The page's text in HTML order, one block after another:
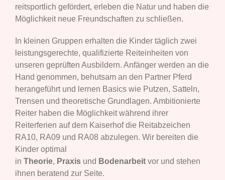
reitsportlich gefördert, erleben die Natur und haben die
Möglichkeit neue Freundschaften zu schließen.
In kleinen Gruppen erhalten die Kinder täglich zwei
leistungsgerechte, qualifizierte Reiteinheiten von
unseren geprüften Ausbildern. Anfänger werden an die
Hand genommen, behutsam an den Partner Pferd
herangeführt und lernen Basics wie Putzen, Satteln,
Trensen und theoretische Grundlagen. Ambitionierte
Reiter haben die Möglichkeit während ihrer
Reiterferien auf dem Kaiserhof die Reitabzeichen
RA10, RA09 und RA08 abzulegen. Wir bereiten die
Kinder optimal
in Theorie, Praxis und Bodenarbeit vor und stehen
ihnen beratend zur Seite.